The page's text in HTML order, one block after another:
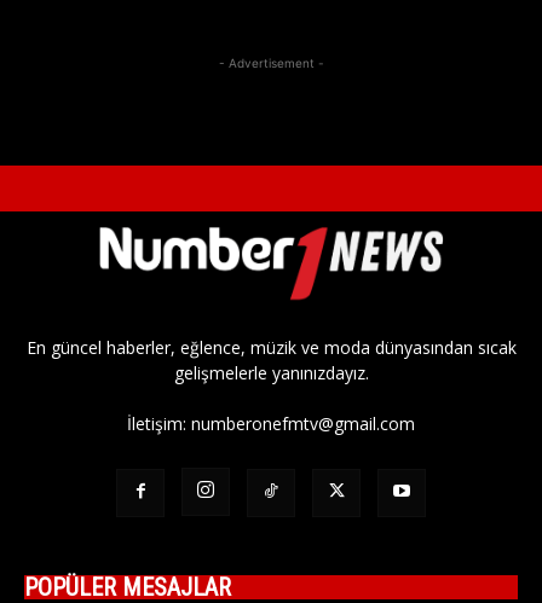
- Advertisement -
En güncel haberler, eğlence, müzik ve moda dünyasından sıcak
gelişmelerle yanınızdayız.
İletişim: numberonefmtv@gmail.com
POPÜLER MESAJLAR